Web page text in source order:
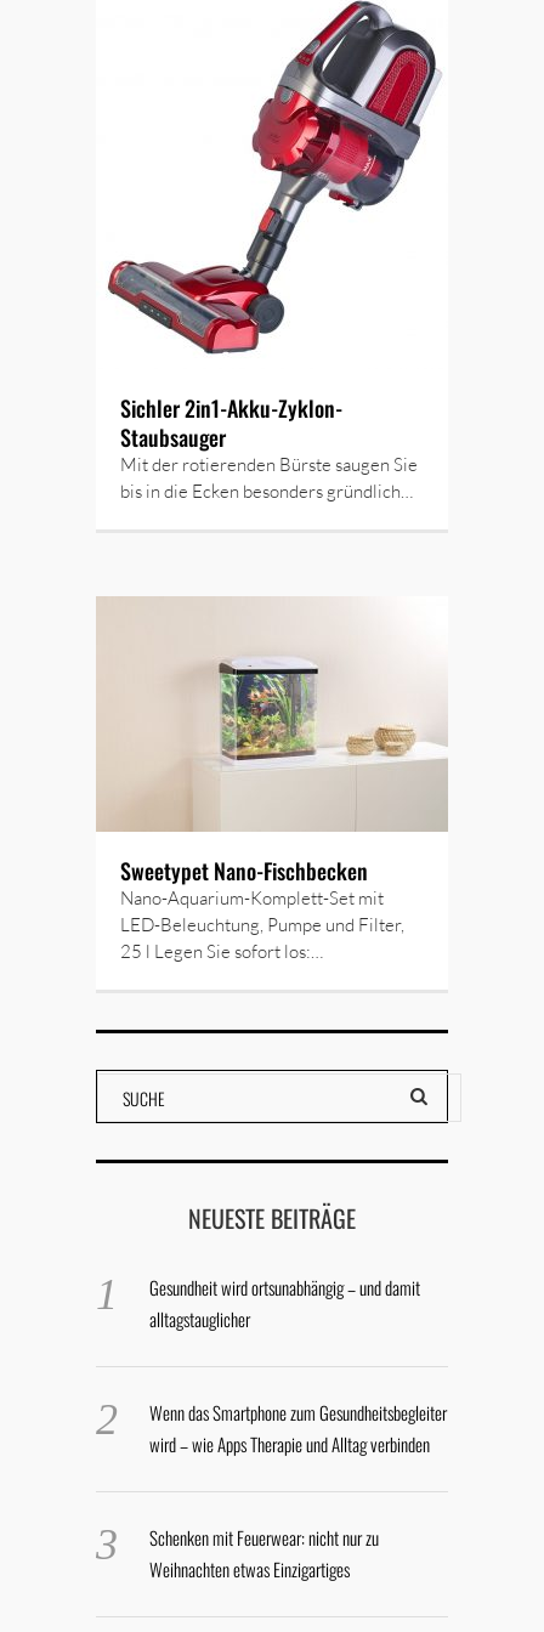
Sichler 2in1-Akku-Zyklon-
Staubsauger
Mit der rotierenden Bürste saugen Sie
bis in die Ecken besonders gründlich…
Sweetypet Nano-Fischbecken
Nano-Aquarium-Komplett-Set mit
LED-Beleuchtung, Pumpe und Filter,
25 l Legen Sie sofort los:…
NEUESTE BEITRÄGE
Gesundheit wird ortsunabhängig – und damit
alltagstauglicher
Wenn das Smartphone zum Gesundheitsbegleiter
wird – wie Apps Therapie und Alltag verbinden
Schenken mit Feuerwear: nicht nur zu
Weihnachten etwas Einzigartiges